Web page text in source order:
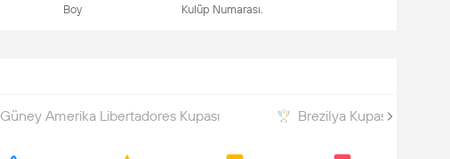
Boy Kulüp Numarası.
Güney Amerika Libertadores Kupası Brezilya Kupası